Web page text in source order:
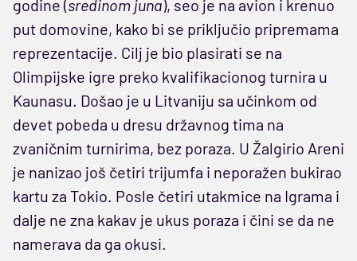
godine (sredinom juna), seo je na avion i krenuo
put domovine, kako bi se priključio pripremama
reprezentacije. Cilj je bio plasirati se na
Olimpijske igre preko kvalifikacionog turnira u
Kaunasu. Došao je u Litvaniju sa učinkom od
devet pobeda u dresu državnog tima na
zvaničnim turnirima, bez poraza. U Žalgirio Areni
je nanizao još četiri trijumfa i neporažen bukirao
kartu za Tokio. Posle četiri utakmice na Igrama i
dalje ne zna kakav je ukus poraza i čini se da ne
namerava da ga okusi.